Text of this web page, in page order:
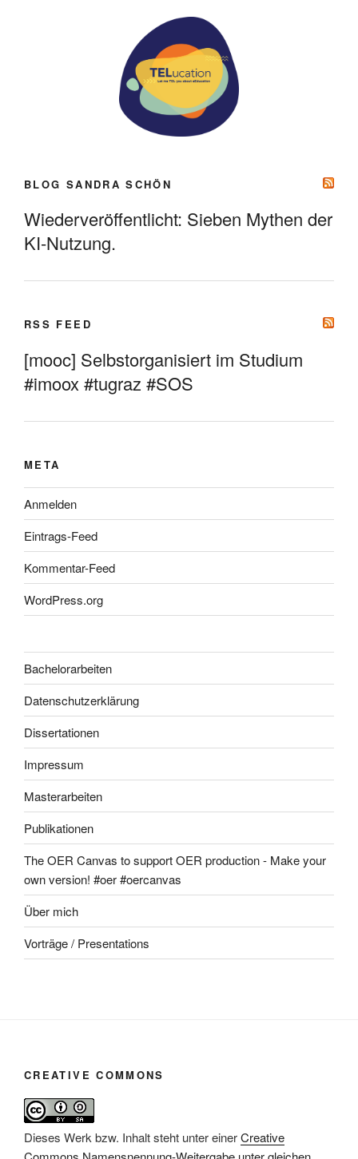
BLOG SANDRA SCHÖN
Wiederveröffentlicht: Sieben Mythen der
KI-Nutzung.
RSS FEED
[mooc] Selbstorganisiert im Studium
#imoox #tugraz #SOS
META
Anmelden
Eintrags-Feed
Kommentar-Feed
WordPress.org
Bachelorarbeiten
Datenschutzerklärung
Dissertationen
Impressum
Masterarbeiten
Publikationen
The OER Canvas to support OER production - Make your
own version! #oer #oercanvas
Über mich
Vorträge / Presentations
CREATIVE COMMONS
Dieses Werk bzw. Inhalt steht unter einerCreative